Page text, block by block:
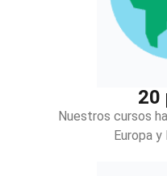
20
Nuestros cursos
Europa